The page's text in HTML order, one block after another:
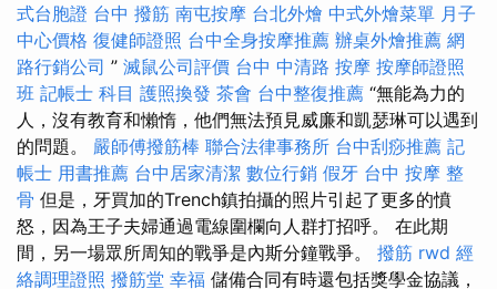
式台胞證 台中 撥筋 南屯按摩 台北外燴 中式外燴菜單 月子
中心價格 復健師證照 台中全身按摩推薦 辦桌外燴推薦 網
路行銷公司 ” 滅鼠公司評價 台中 中清路 按摩 按摩師證照
班 記帳士 科目 護照換發 茶會 台中整復推薦 “無能為力的
人，沒有教育和懶惰，他們無法預見威廉和凱瑟琳可以遇到
的問題。 嚴師傅撥筋棒 聯合法律事務所 台中刮痧推薦 記
帳士 用書推薦 台中居家清潔 數位行銷 假牙 台中 按摩 整
骨 但是，牙買加的Trench鎮拍攝的照片引起了更多的憤
怒，因為王子夫婦通過電線圍欄向人群打招呼。 在此期
間，另一場眾所周知的戰爭是內斯分鐘戰爭。 撥筋 rwd 經
絡調理證照 撥筋堂 幸福 儲備合同有時還包括獎學金協議，